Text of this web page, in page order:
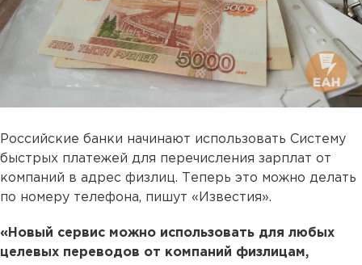
Российские банки начинают использовать Систему
быстрых платежей для перечисления зарплат от
компаний в адрес физлиц. Теперь это можно делать
по номеру телефона, пишут «Известия».
«Новый сервис можно использовать для любых
целевых переводов от компаний физлицам,